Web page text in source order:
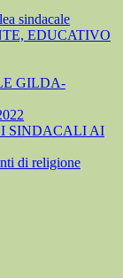
sindacale
EDUCATIVO
GILDA-
SINDACALI AI
di religione